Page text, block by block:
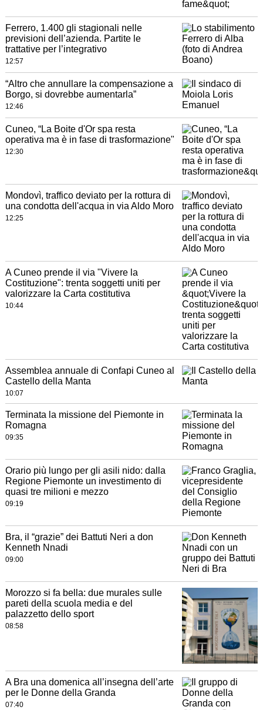
Ferrero, 1.400 gli stagionali nelle
previsioni dell’azienda. Partite le
trattative per l’integrativo
12:57
“Altro che annullare la compensazione a
Borgo, si dovrebbe aumentarla”
12:46
Cuneo, “La Boite d'Or spa resta
operativa ma è in fase di trasformazione"
12:30
Mondovì, traffico deviato per la rottura di
una condotta dell'acqua in via Aldo Moro
12:25
A Cuneo prende il via "Vivere la
Costituzione": trenta soggetti uniti per
valorizzare la Carta costitutiva
10:44
Assemblea annuale di Confapi Cuneo al
Castello della Manta
10:07
Terminata la missione del Piemonte in
Romagna
09:35
Orario più lungo per gli asili nido: dalla
Regione Piemonte un investimento di
quasi tre milioni e mezzo
09:19
Bra, il “grazie” dei Battuti Neri a don
Kenneth Nnadi
09:00
Morozzo si fa bella: due murales sulle
pareti della scuola media e del
palazzetto dello sport
08:58
A Bra una domenica all’insegna dell’arte
per le Donne della Granda
07:40